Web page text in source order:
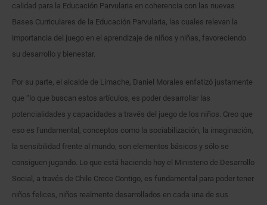
calidad para la Educación Parvularia en coherencia con las nuevas
Bases Curriculares de la Educación Parvularia, las cuales relevan la
importancia del juego en el aprendizaje de niños y niñas, favoreciendo
su desarrollo y bienestar.
Por su parte, el alcalde de Limache, Daniel Morales enfatizó justamente
que “lo que buscan estos artículos, es poder desarrollar las
potencialidades y capacidades a través del juego de los niños. Creo que
eso es fundamental, conceptos como la sociabilización, la imaginación,
la sensibilidad frente al mundo, son elementos básicos y sólo se
consiguen jugando. Lo que está haciendo hoy el Ministerio de Desarrollo
Social, a través de Chile Crece Contigo, es fundamental para poder tener
niños felices, niños realmente desarrollados en cada una de sus